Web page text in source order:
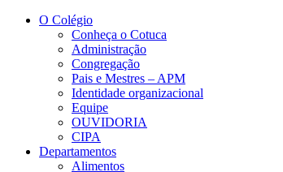
Conteúdo principal
O Colégio
Conheça o Cotuca
Administração
Congregação
Pais e Mestres – APM
Identidade organizacional
Equipe
OUVIDORIA
CIPA
Departamentos
Alimentos